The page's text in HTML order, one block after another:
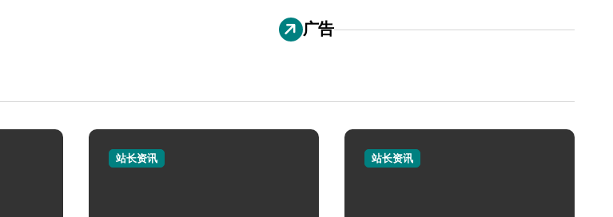
广告
站长资讯 站长资讯